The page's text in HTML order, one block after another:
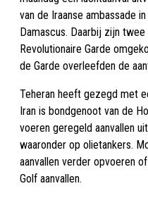
van de Iraanse ambassade
Damascus. Daarbij zijn
Revolutionaire Garde
de Garde overleefden de
Teheran heeft gezegd met
Iran is bondgenoot van de
voeren geregeld aanvallen
waaronder op olietankers.
aanvallen verder opvoeren
Golf aanvallen.